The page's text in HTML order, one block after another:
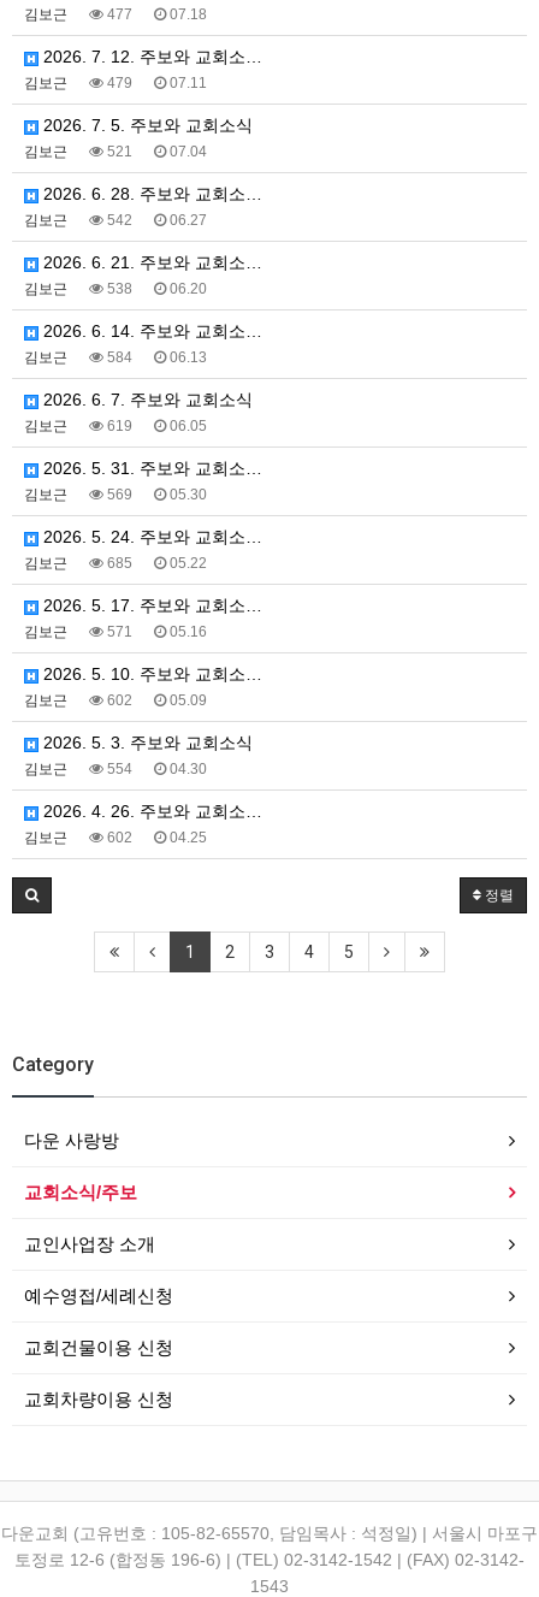
김보근 477 07.18
2026. 7. 12. 주보와 교회소…
김보근 479 07.11
2026. 7. 5. 주보와 교회소식
김보근 521 07.04
2026. 6. 28. 주보와 교회소…
김보근 542 06.27
2026. 6. 21. 주보와 교회소…
김보근 538 06.20
2026. 6. 14. 주보와 교회소…
김보근 584 06.13
2026. 6. 7. 주보와 교회소식
김보근 619 06.05
2026. 5. 31. 주보와 교회소…
김보근 569 05.30
2026. 5. 24. 주보와 교회소…
김보근 685 05.22
2026. 5. 17. 주보와 교회소…
김보근 571 05.16
2026. 5. 10. 주보와 교회소…
김보근 602 05.09
2026. 5. 3. 주보와 교회소식
김보근 554 04.30
2026. 4. 26. 주보와 교회소…
김보근 602 04.25
정렬
1 2 3 4 5
Category
다운 사랑방
교회소식/주보
교인사업장 소개
예수영접/세례신청
교회건물이용 신청
교회차량이용 신청
다운교회 (고유번호 : 105-82-65570, 담임목사 : 석정일) | 서울시 마포구
토정로 12-6 (합정동 196-6) | (TEL) 02-3142-1542 | (FAX) 02-3142-
1543